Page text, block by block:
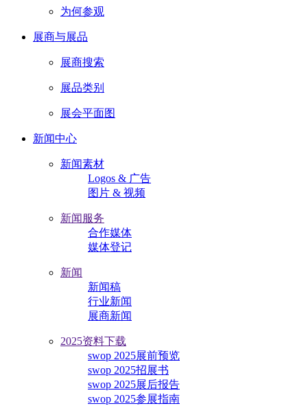
为何参观
展商与展品
展商搜索
展品类别
展会平面图
新闻中心
新闻素材
Logos & 广告
图片 & 视频
新闻服务
合作媒体
媒体登记
新闻
新闻稿
行业新闻
展商新闻
2025资料下载
swop 2025展前预览
swop 2025招展书
swop 2025展后报告
swop 2025参展指南